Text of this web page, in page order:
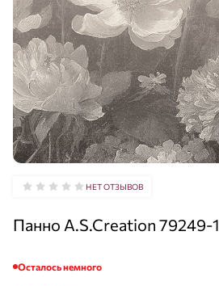
НЕТ ОТЗЫВОВ
Панно A.S.Creation 79249-1
Осталось немного